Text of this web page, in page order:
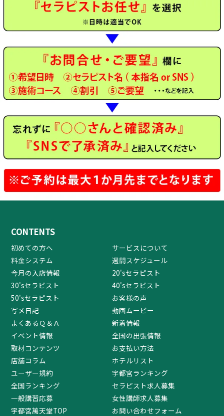
CONTENTS
初めての方へ
サービスについて
料金システム
週間スケジュール
今月の入店情報
20'sセラピスト
30'sセラピスト
40'sセラピスト
50'sセラピスト
お客様の声
写メ日記
動画ムービー
よくあるＱ＆Ａ
新着情報
イベント情報
全国の出張情報
取材コンテンツ
お支払い方法
店舗コラム
ホテルリスト
ユーザー規約
宇都宮ランキング
全国ランキング
セラピスト求人募集
一般講習応募
女性講師求人募集
宇都宮萬天堂TOP
お問い合わせフォーム